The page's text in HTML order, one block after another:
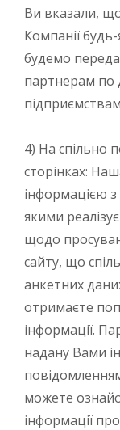
Ви вказали,
Компанії
будемо
партнерам по
4) На спільно
сторінках:
інформацією
якими
щодо
сайту, що
анкетних
отримаєте
інформації.
надану Вами
можете
інформації